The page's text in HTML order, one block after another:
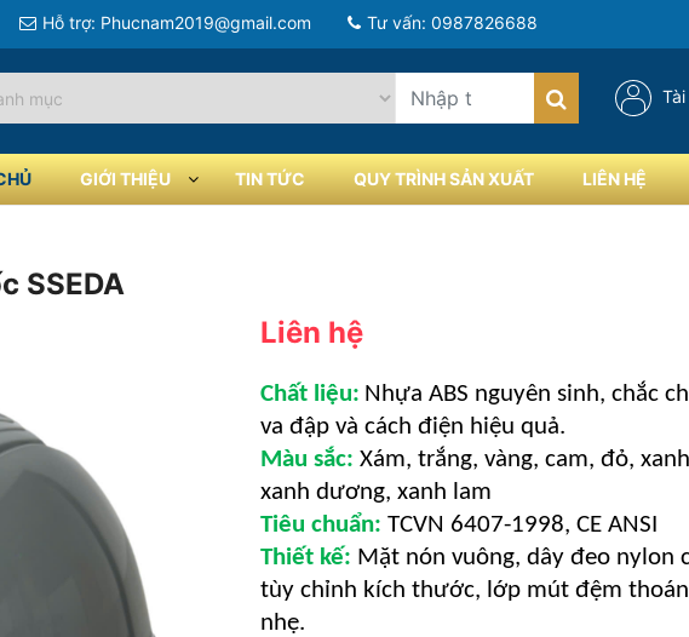
Hỗ trợ: Phucnam2019@gmail.com Tư vấn: 0987826688
GIỚI THIỆU TIN TỨC QUY TRÌNH SẢN XUẤT LIÊN HỆ
SSEDA
Liên hệ
Chất liệu: Nhựa ABS nguyên sinh, chắc
va đập và cách điện hiệu quả.
Màu sắc: Xám, trắng, vàng, cam, đỏ,
xanh dương, xanh lam
Tiêu chuẩn: TCVN 6407-1998, CE ANSI
Thiết kế: Mặt nón vuông, dây đeo nylon
tùy chỉnh kích thước, lớp mút đệm
nhẹ.